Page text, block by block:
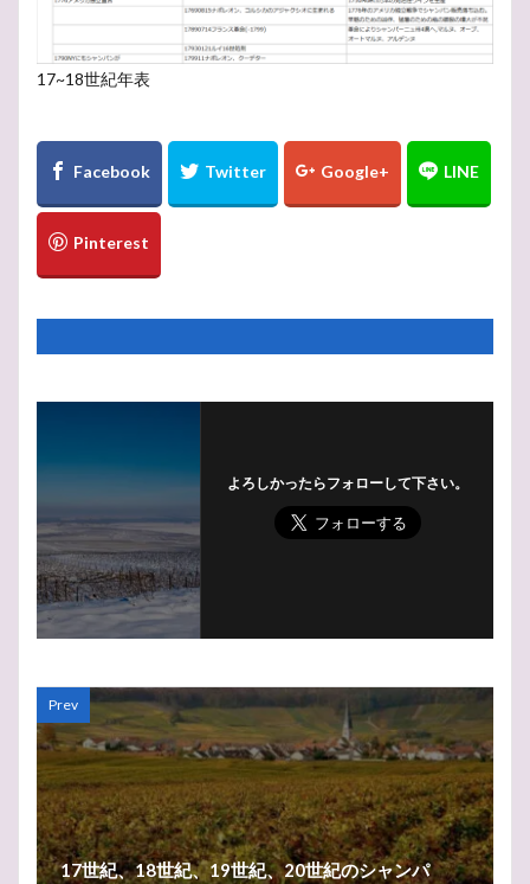
17~18世紀年表
よろしかったらフォローして下さい。
Prev
17世紀、18世紀、19世紀、20世紀のシャンパ